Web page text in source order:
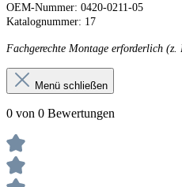
OEM-Nummer: 0420-0211-05
Katalognummer: 17
Fachgerechte Montage erforderlich (z.
Menü schließen
0 von 0 Bewertungen